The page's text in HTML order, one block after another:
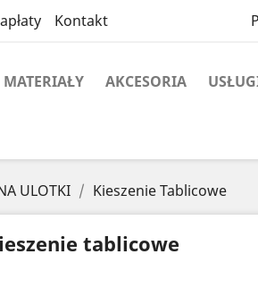
Kontakt
MATERIAŁY AKCESORIA
ULOTKI Kieszenie Tablicowe
tablicowe